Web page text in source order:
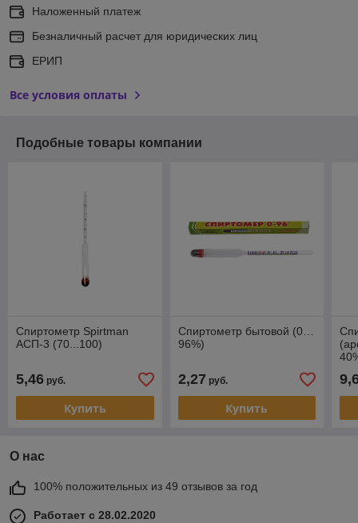
Наложенный платеж
Безналичный расчет для юридических лиц
ЕРИП
Все условия оплаты
Подобные товары компании
Спиртометр Spirtman
АСП-3 (70...100)
5,46 руб.
Купить
Спиртометр бытовой (0…
96%)
2,27 руб.
Купить
О нас
100% положительных из 49 отзывов за год
Работает с 28.02.2020